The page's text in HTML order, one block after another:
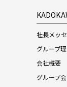
社長メッ
グループ
会社概要
グループ